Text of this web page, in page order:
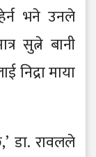
भने उनले
सुत्ने बानी
निद्रा माया
डा. रावलले